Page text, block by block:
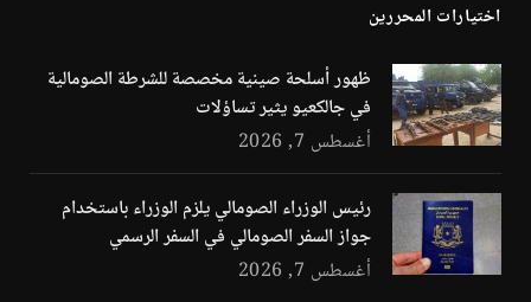
اختيارات المحررين
ظهور أسلحة صينية مخصصة للشرطة الصومالية
في جالكعيو يثير تساؤلات
أغسطس 7, 2026
رئيس الوزراء الصومالي يلزم الوزراء باستخدام
جواز السفر الصومالي في السفر الرسمي
أغسطس 7, 2026